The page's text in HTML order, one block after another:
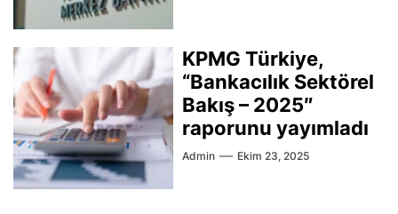
KPMG Türkiye,
“Bankacılık Sektörel
Bakış – 2025″
raporunu yayımladı
Admin Ekim 23, 2025